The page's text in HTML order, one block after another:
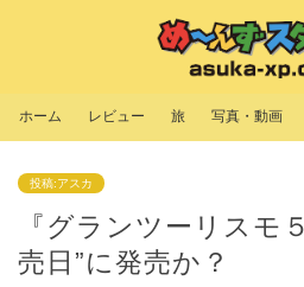
ホーム レビュー 旅 写真・動画
投稿:アスカ
『グランツーリスモ
売日”に発売か？